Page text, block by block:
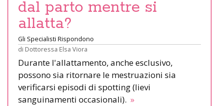
dal parto mentre si
allatta?
Gli Specialisti Rispondono
di Dottoressa Elsa Viora
Durante l'allattamento, anche esclusivo,
possono sia ritornare le mestruazioni sia
verificarsi episodi di spotting (lievi
sanguinamenti occasionali). »